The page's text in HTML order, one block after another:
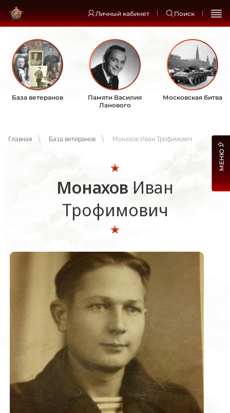
Личный кабинет Поиск
База ветеранов
Памяти Василия
Ланового
Московская битва
Главная База ветеранов Монахов Иван Трофимович
Монахов Иван
Трофимович
МЕНЮ